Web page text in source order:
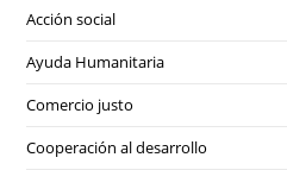
Acción social
Ayuda Humanitaria
Comercio justo
Cooperación al desarrollo